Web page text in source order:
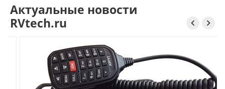
Актуальные новости
RVtech.ru
 